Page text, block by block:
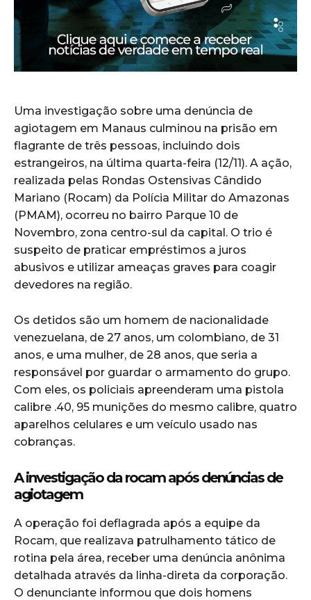
Uma investigação sobre uma denúncia de
agiotagem em Manaus culminou na prisão em
flagrante de três pessoas, incluindo dois
estrangeiros, na última quarta-feira (12/11). A ação,
realizada pelas Rondas Ostensivas Cândido
Mariano (Rocam) da Polícia Militar do Amazonas
(PMAM), ocorreu no bairro Parque 10 de
Novembro, zona centro-sul da capital. O trio é
suspeito de praticar empréstimos a juros
abusivos e utilizar ameaças graves para coagir
devedores na região.
Os detidos são um homem de nacionalidade
venezuelana, de 27 anos, um colombiano, de 31
anos, e uma mulher, de 28 anos, que seria a
responsável por guardar o armamento do grupo.
Com eles, os policiais apreenderam uma pistola
calibre .40, 95 munições do mesmo calibre, quatro
aparelhos celulares e um veículo usado nas
cobranças.
A investigação da rocam após denúncias de
agiotagem
A operação foi deflagrada após a equipe da
Rocam, que realizava patrulhamento tático de
rotina pela área, receber uma denúncia anônima
detalhada através da linha-direta da corporação.
O denunciante informou que dois homens